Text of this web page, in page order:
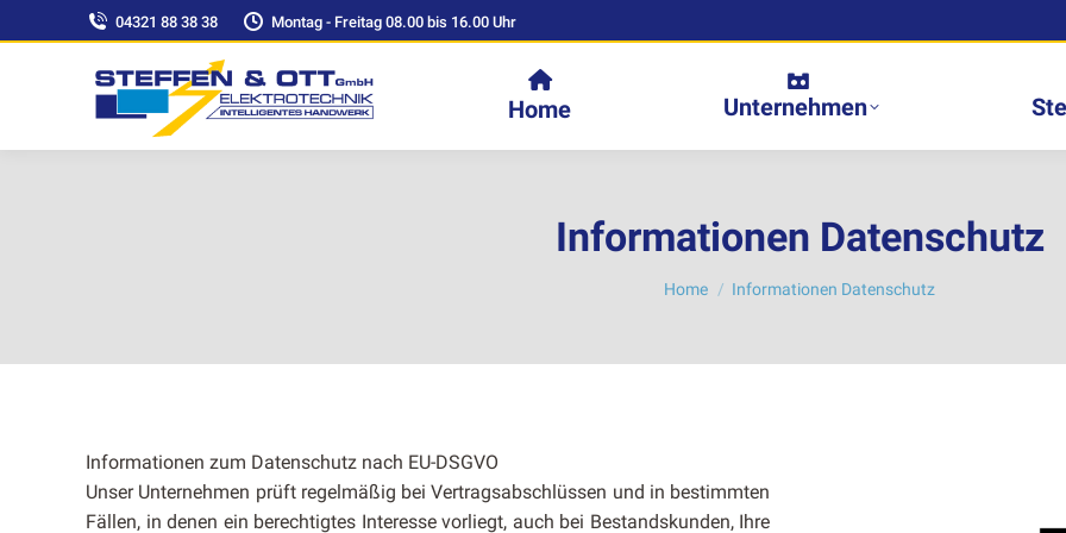
04321 88 38 38 Montag - Freitag 08.00 bis 16.00 Uhr
Home Unternehmen
Informationen Datenschutz
You are here:
Home Informationen Datenschutz
Infor­ma­tio­nen zum Daten­schutz nach EU-DSGVO
Unser Unternehmen prüft regelmäßig bei Ver­tragsab­schlüssen und in bes­timmten
Fällen, in denen ein berechtigtes Inter­esse vor­liegt, auch bei Bestand­skun­den, Ihre